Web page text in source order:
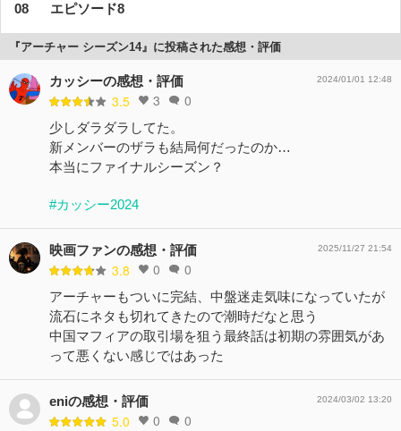
エピソード8
『アーチャー シーズン14』に投稿された感想・評価
カッシーの感想・評価
3.5 3 0
2024/01/01 12:48
少しダラダラしてた。
新メンバーのザラも結局何だったのか…
本当にファイナルシーズン？
#カッシー2024
映画ファンの感想・評価
3.8 0 0
2025/11/27 21:54
アーチャーもついに完結、中盤迷走気味になっていたが
流石にネタも切れてきたので潮時だなと思う
中国マフィアの取引場を狙う最終話は初期の雰囲気があ
って悪くない感じではあった
eniの感想・評価
5.0 0 0
2024/03/02 13:20